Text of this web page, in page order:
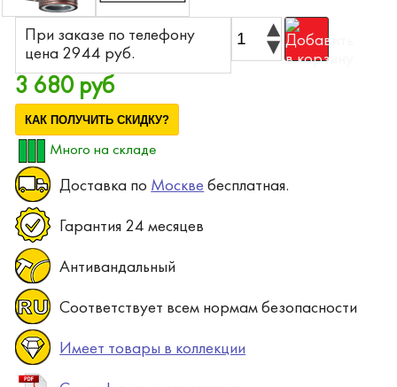
При заказе по телефону
цена 2944 pyб.
3 680 руб
КАК ПОЛУЧИТЬ СКИДКУ?
Много на складе
Доставка по Москве бесплатная.
Гарантия 24 месяцев
Антивандальный
Соответствует всем нормам безопасности
Имеет товары в коллекции